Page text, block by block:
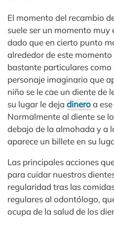
El momento del recambio
suele ser un momento muy
dado que en cierto punto
alrededor de este
bastante particulares como
personaje imaginario que
niño se le cae un diente de
su lugar le deja dineroa
Normalmente al diente se
debajo de la almohada y a
aparece un billete en su
Las principales acciones
para cuidar nuestros
regularidad tras las
regulares al odontólogo,
ocupa de la salud de los